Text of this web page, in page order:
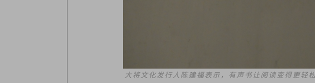
大将文化发行人陈建福表示，有声书让阅读变得更轻